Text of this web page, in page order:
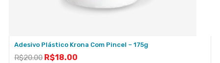
Adesivo Plástico Krona Com Pincel – 175g
R$20.00 R$18.00